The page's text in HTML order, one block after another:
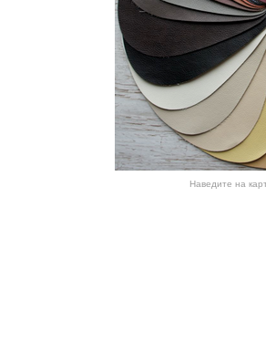
Наведите на